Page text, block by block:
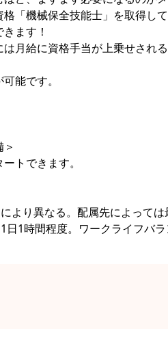
「機械保全技能士」を取得し
ます！
月給に資格手当が上乗せされ
能です。
トできます。
より異なる。配属先によっては
日1時間程度。ワークライフバ